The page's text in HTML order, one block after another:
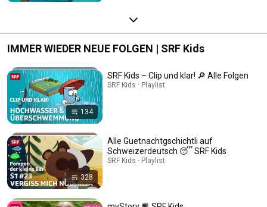
IMMER WIEDER NEUE FOLGEN | SRF Kids
134
SRF Kids – Clip und klar! 🔎 Alle Folgen
SRF Kids · Playlist
328
Alle Guetnachtgschichtli auf
Schweizerdeutsch 😴 SRF Kids
SRF Kids · Playlist